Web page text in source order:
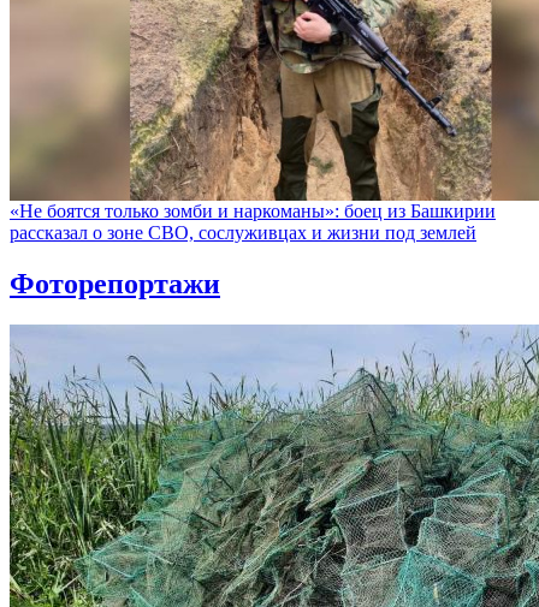
«Не боятся только зомби и наркоманы»: боец из Башкирии
рассказал о зоне СВО, сослуживцах и жизни под землей
Фоторепортажи